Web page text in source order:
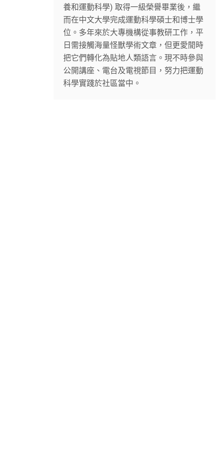
養和運動科學) 取得一級榮譽畢業後，繼
而在中文大學完成運動科學碩士和博士學
位。多年來於大專機構從事教研工作，平
日需接觸海量怪獸學術文章，但更愛閒時
把它們轉化為貼地人類語言。現不時參與
公開講座、電台及電視節目，努力把運動
科學實踐於社區當中。